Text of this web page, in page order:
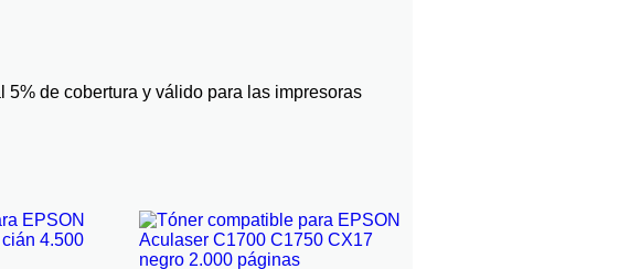
de cobertura y válido para las impresoras